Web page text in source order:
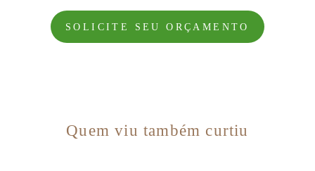
SOLICITE SEU ORÇAMENTO
Quem viu também curtiu